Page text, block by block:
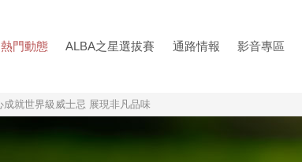
熱門動態 ALBA之星選拔賽 通路情報 影音專區
就世界級威士忌 展現非凡品味